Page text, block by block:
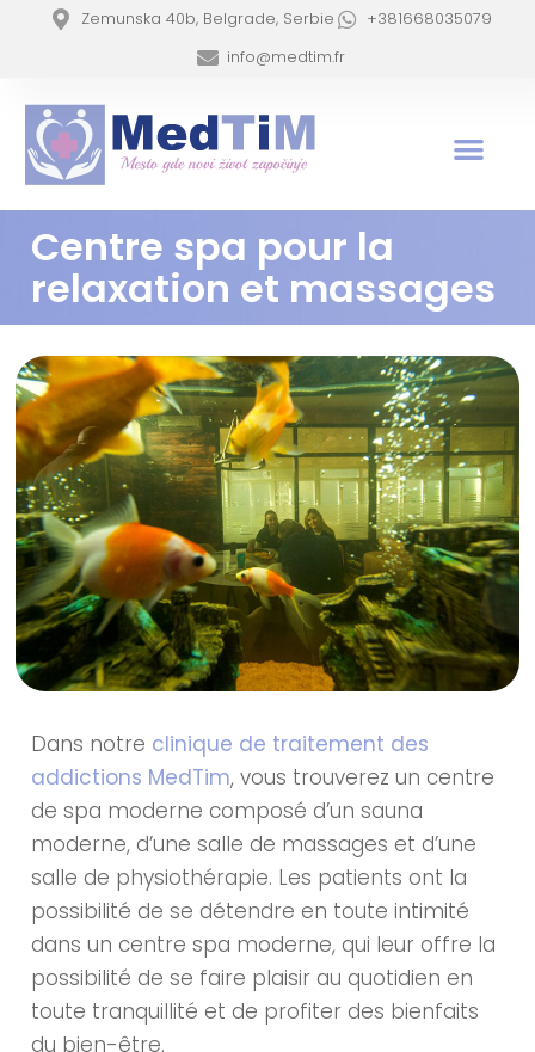
Zemunska 40b, Belgrade, Serbie
+381668035079
info@medtim.fr
Centre spa pour la
relaxation et massages
Dans notre clinique de traitement des
addictions MedTim, vous trouverez un centre
de spa moderne composé d’un sauna
moderne, d’une salle de massages et d’une
salle de physiothérapie. Les patients ont la
possibilité de se détendre en toute intimité
dans un centre spa moderne, qui leur offre la
possibilité de se faire plaisir au quotidien en
toute tranquillité et de profiter des bienfaits
du bien-être.